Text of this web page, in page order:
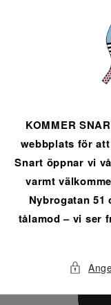
KOMMER
webbplats för
Snart öppnar vi
varmt
Nybrogatan
tålamod – vi ser